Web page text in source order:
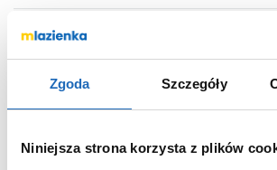
Zgoda Szczegóły
Niniejsza strona korzysta z plików
OPIS PRODUKTU
Marka
Schedpol
Stone